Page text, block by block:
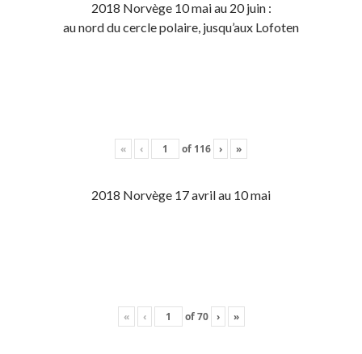
2018 Norvège 10 mai au 20 juin :
au nord du cercle polaire, jusqu’aux Lofoten
« ‹ of 116 › »
2018 Norvège 17 avril au 10 mai
« ‹ of70 › »